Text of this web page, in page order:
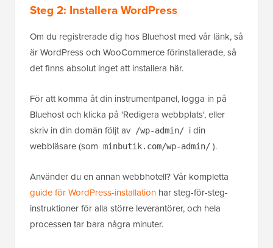
Steg 2: Installera WordPress
Om du registrerade dig hos Bluehost med vår länk, så
är WordPress och WooCommerce förinstallerade, så
det finns absolut inget att installera här.
För att komma åt din instrumentpanel, logga in på
Bluehost och klicka på 'Redigera webbplats', eller
skriv in din domän följt av /wp-admin/ i din
webbläsare (som minbutik.com/wp-admin/ ).
Använder du en annan webbhotell? Vår kompletta
guide för WordPress-installation har steg-för-steg-
instruktioner för alla större leverantörer, och hela
processen tar bara några minuter.